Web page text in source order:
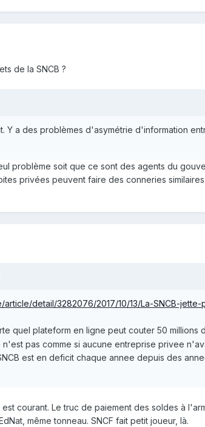
de la SNCB ?
Y a des problèmes d'asymétrie d'information
problème soit que ce sont des agents du
privées peuvent faire des conneries
article/detail/3282076/2017/10/13/La-SNCB-
quel plateform en ligne peut couter 50 millions
pas comme si aucune entreprise privee
est en deficit chaque annee depuis des
courant. Le truc de paiement des soldes à
même tonneau. SNCF fait petit joueur, là.